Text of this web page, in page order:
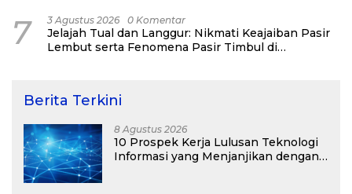
7 3 Agustus 2026 0 Komentar
Jelajah Tual dan Langgur: Nikmati Keajaiban Pasir
Lembut serta Fenomena Pasir Timbul di
Berita Terkini
8 Agustus 2026
10 Prospek Kerja Lulusan Teknologi
Informasi yang Menjanjikan dengan